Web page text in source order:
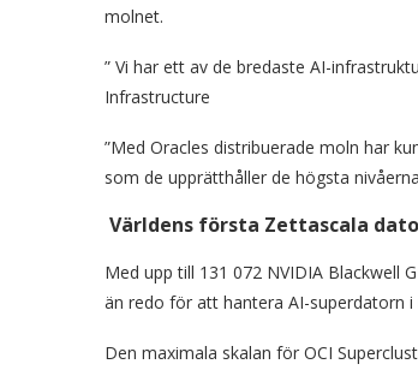
molnet.
” Vi har ett av de bredaste AI-
Infrastructure
”Med Oracles distribuerade moln har
som de upprätthåller de högsta
Världens första Zettascala
Med upp till 131 072 NVIDIA Blackwell
än redo för att hantera AI-superdatorn i
Den maximala skalan för OCI